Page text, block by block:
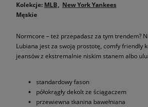
Kolekcje: MLB
New York Yankees
Męskie
Normcore – też przepadasz za tym trendem?
Lubiana jest za swoją prostotę, comfy friendly
jeansów z ekstremalnie niskim stanem albo
standardowy fason
półokrągły dekolt ze ściągaczem
przewiewna tkanina bawełniana